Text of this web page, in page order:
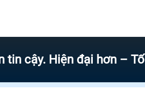
Hiện đại hơn – Tốc độ